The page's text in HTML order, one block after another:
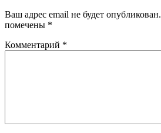
Ваш адрес email не будет опубликован.
помечены *
Комментарий *